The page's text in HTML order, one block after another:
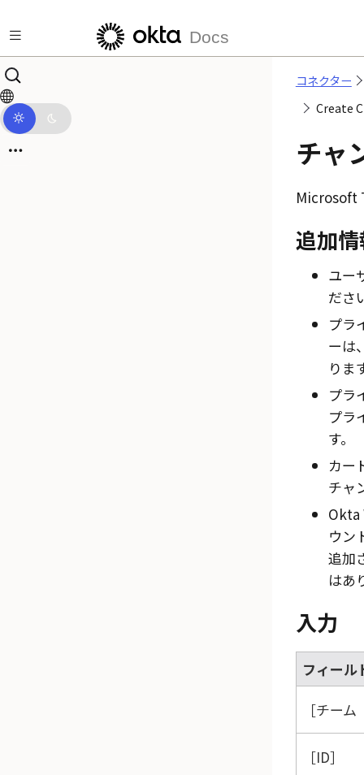
Docs
コネクター
Create
チャ
Microsoft
追加
ユー
ださ
プラ
ーは
りま
プラ
プラ
す。
カー
チャ
Okta
ウン
追加
はあ
入力
フィール
チーム
ID